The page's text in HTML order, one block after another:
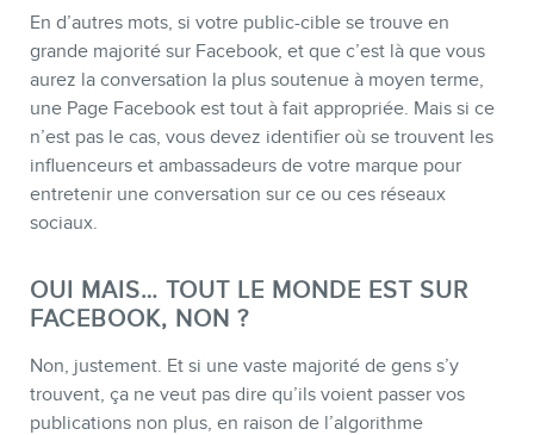
MEMBRES
En d’autres mots, si votre public-cible se trouve en
grande majorité sur Facebook, et que c’est là que vous
aurez la conversation la plus soutenue à moyen terme,
une Page Facebook est tout à fait appropriée. Mais si ce
n’est pas le cas, vous devez identifier où se trouvent les
influenceurs et ambassadeurs de votre marque pour
entretenir une conversation sur ce ou ces réseaux
sociaux.
OUI MAIS… TOUT LE MONDE EST SUR
FACEBOOK, NON ?
Non, justement. Et si une vaste majorité de gens s’y
trouvent, ça ne veut pas dire qu’ils voient passer vos
publications non plus, en raison de l’algorithme